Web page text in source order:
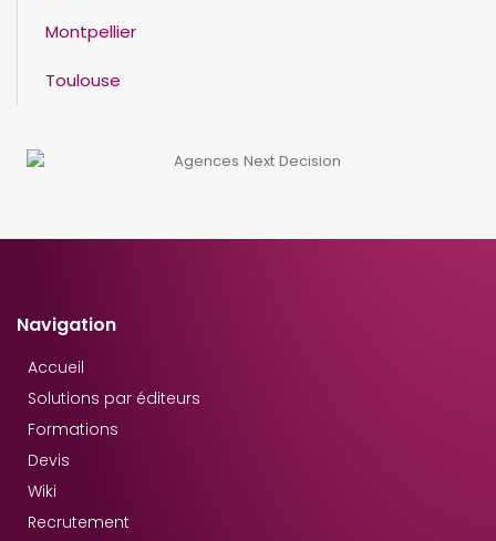
Montpellier
Toulouse
Navigation
Accueil
Solutions par éditeurs
Formations
Devis
Wiki
Recrutement